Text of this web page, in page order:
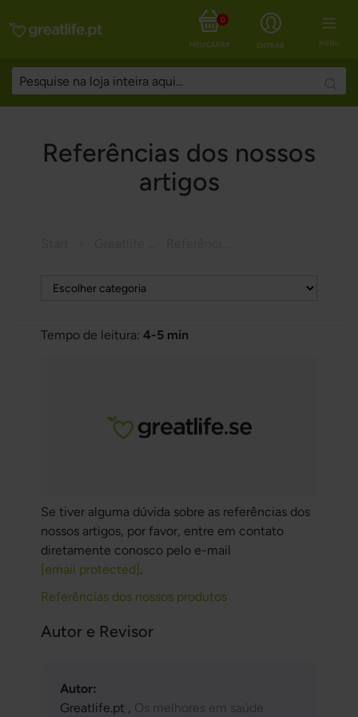
MENU
ENTRAR
MEU CARRINHO
0
Referências dos nossos
artigos
Tempo de leitura: 4-5 min
Se tiver alguma dúvida sobre as referências dos
nossos artigos, por favor, entre em contato
diretamente conosco pelo e-mail
[email protected] .
Referências dos nossos produtos
Autor e Revisor
Autor:
Greatlife.pt , Os melhores em saúde